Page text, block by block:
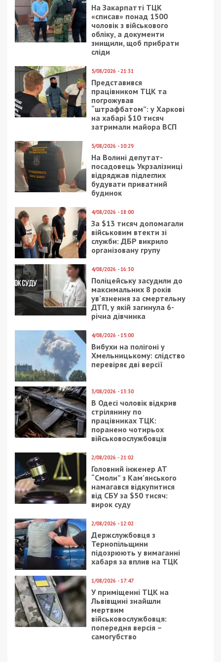
На Закарпатті ТЦК
«списав» понад 1500
чоловік з військового
обліку, а документи
знищили, щоб прибрати
сліди
5/08/2026 - 21:31
Представився
працівником ТЦК та
погрожував
“штрафбатом”: у Харкові
на хабарі $10 тисяч
затримали майора ВСП
5/08/2026 - 10:29
На Волині депутат-
посадовець Укрзалізниці
відряджав підлеглих
будувати приватний
будинок
4/08/2026 - 18:00
За $13 тисяч допомагали
військовим втекти зі
служби: ДБР викрило
організовану групу
4/08/2026 - 16:30
Поліцейську засудили до
максимальних 8 років
ув’язнення за смертельну
ДТП, у якій загинула 6-
річна дівчинка
4/08/2026 - 15:00
Вибухи на полігоні у
Хмельницькому: слідство
перевіряє дві версії
3/08/2026 - 13:30
В Одесі чоловік відкрив
стрілянину по
працівниках ТЦК:
поранено чотирьох
військовослужбовців
2/08/2026 - 21:02
Головний інженер АТ
“Смоли” з Кам’янського
намагався відкупитися
від СБУ за $50 тисяч:
вирок суду
2/08/2026 - 12:02
Держслужбовця з
Тернопільщини
підозрюють у вимаганні
хабаря за вплив на ТЦК
1/08/2026 - 17:47
У приміщенні ТЦК на
Львівщині знайшли
мертвим
військовослужбовця:
попередня версія –
самогубство